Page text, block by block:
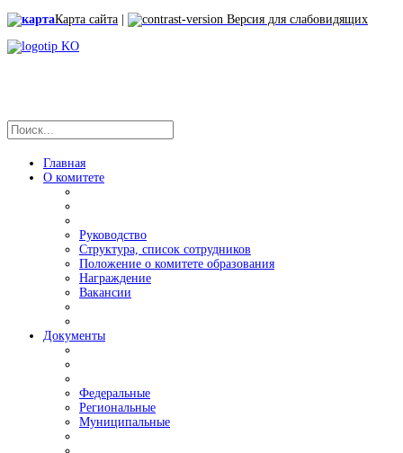
Карта сайта Версия для слабовидящих
Главная
О комитете
Руководство
Структура, список сотрудников
Положение о комитете образования
Награждение
Вакансии
Документы
Федеральные
Региональные
Муниципальные